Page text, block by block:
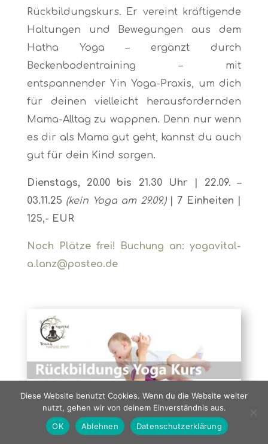
Rückbildungskurs. Er vereint kräftigende
Haltungen und Bewegungen aus dem
Hatha Yoga – ergänzt durch
Beckenbodentraining – mit
entspannender Yin Yoga-Praxis, um dich
für deinen vielleicht herausfordernden
Mama-Alltag zu wappnen. Denn nur wenn
es dir als Mama gut geht, kannst du auch
gut für dein Kind sorgen.
Dienstags, 20.00 bis 21.30 Uhr | 22.09. –
03.11.25 (kein Yoga am 29.09.)| 7 Einheiten |
125,- EUR
Noch Plätze frei! Buchung an: yogavital-
a.lanz@posteo.de
Diese Website benutzt Cookies. Wenn du die Website weiter
nutzt, gehen wir von deinem Einverständnis aus.
OK
Ablehnen Datenschutzerklärung